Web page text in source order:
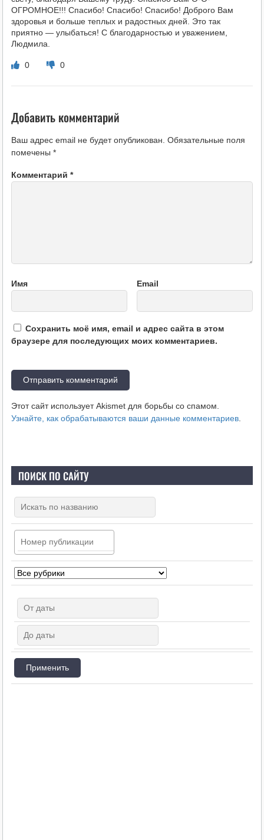
ОГРОМНОЕ!!! Спасибо! Спасибо! Спасибо! Доброго Вам
здоровья и больше теплых и радостных дней. Это так
приятно — улыбаться! С благодарностью и уважением,
Людмила.
0 0
Добавить комментарий
Ваш адрес email не будет опубликован. Обязательные поля
помечены *
Комментарий *
Имя Email
Сохранить моё имя, email и адрес сайта в этом
браузере для последующих моих комментариев.
Этот сайт использует Akismet для борьбы со спамом.
Узнайте, как обрабатываются ваши данные комментариев.
ПОИСК ПО САЙТУ